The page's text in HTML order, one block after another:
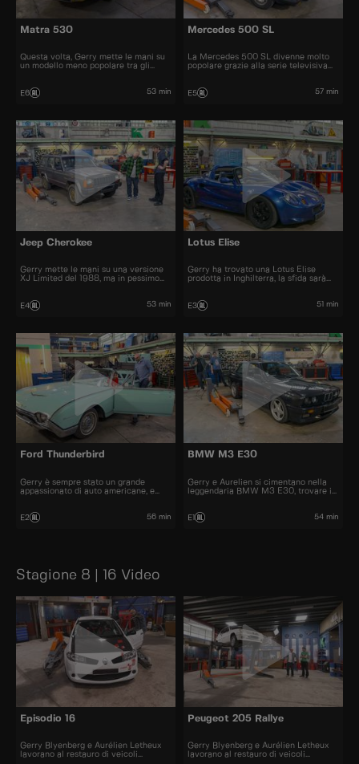
Matra 530
Questa volta, Gerry mette le mani su
un modello meno popolare tra gli
E6 53 min
Mercedes 500 SL
La Mercedes 500 SL divenne molto
popolare grazie alla serie televisiva
E5 57 min
Jeep Cherokee
Gerry mette le mani su una versione
XJ Limited del 1988, ma in pessimo
E4 53 min
Lotus Elise
Gerry ha trovato una Lotus Elise
prodotta in Inghilterra, la sfida sarà
E3 51 min
Ford Thunderbird
Gerry è sempre stato un grande
appassionato di auto americane, e
E2 56 min
BMW M3 E30
Gerry e Aurelien si cimentano nella
leggendaria BMW M3 E30, trovare i
E1 54 min
Stagione 8 | 16 Video
Episodio 16
Gerry Blyenberg e Aurélien Letheux
lavorano al restauro di veicoli
Peugeot 205 Rallye
Gerry Blyenberg e Aurélien Letheux
lavorano al restauro di veicoli